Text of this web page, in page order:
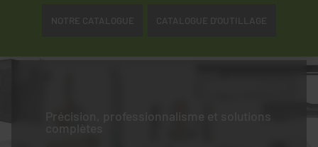
NOTRE CATALOGUE CATALOGUE D'OUTILLAGE
Précision, professionnalisme et solutions
complètes